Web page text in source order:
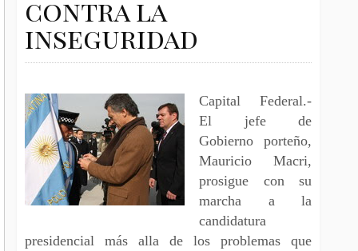
contra la
inseguridad
Capital Federal.-
El jefe de
Gobierno porteño,
Mauricio Macri,
prosigue con su
marcha a la
candidatura
presidencial más alla de los problemas que